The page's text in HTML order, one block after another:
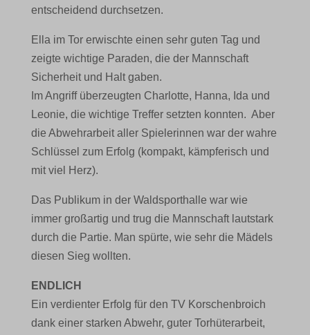
entscheidend durchsetzen.
Ella im Tor erwischte einen sehr guten Tag und
zeigte wichtige Paraden, die der Mannschaft
Sicherheit und Halt gaben.
Im Angriff überzeugten Charlotte, Hanna, Ida und
Leonie, die wichtige Treffer setzten konnten. Aber
die Abwehrarbeit aller Spielerinnen war der wahre
Schlüssel zum Erfolg (kompakt, kämpferisch und
mit viel Herz).
Das Publikum in der Waldsporthalle war wie
immer großartig und trug die Mannschaft lautstark
durch die Partie. Man spürte, wie sehr die Mädels
diesen Sieg wollten.
ENDLICH
Ein verdienter Erfolg für den TV Korschenbroich
dank einer starken Abwehr, guter Torhüterarbeit,